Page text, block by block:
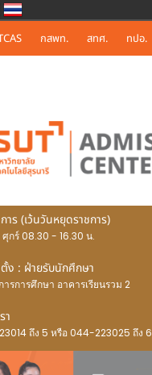
กสพท. สทศ. ทปอ.
การ (เว้นวันหยุดราชการ)
กร์ 08.30 - 16.30 น.
ง : ฝ่ายรับนักศึกษา
รการศึกษา อาคารเรียนรวม 2
า
ถึง 5 หรือ 044-223025 ถึง 6